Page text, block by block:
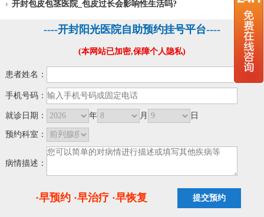
开封包皮包茎医院_包皮过长会影响性生活吗?
----开封阳光医院自助预约挂号平台----
(本网站已加密,保障个人隐私)
患者姓名：
手机号码：
就诊日期： 年 月 日
预约科室：
病情描述：
·早预约 ·早治疗 ·早恢复